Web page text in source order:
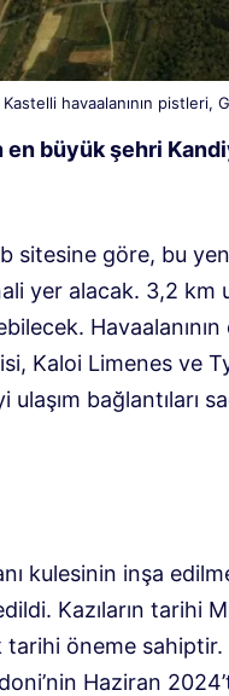
Kastelli havaalanının pistleri,
en büyük şehri
göre, bu
yer alacak. 3,2 km
Kaloi Limenes ve
bağlantıları
kulesinin inşa
Kazıların tarihi
tarihi öneme
Haziran